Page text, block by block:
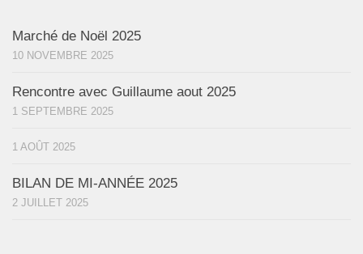
Marché de Noël 2025
10 NOVEMBRE 2025
Rencontre avec Guillaume aout 2025
1 SEPTEMBRE 2025
1 AOÛT 2025
BILAN DE MI-ANNÉE 2025
2 JUILLET 2025